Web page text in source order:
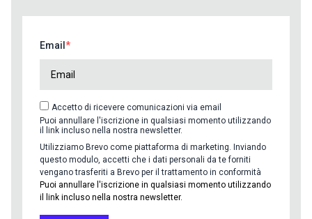
Email
Accetto di ricevere comunicazioni via email
Puoi annullare l'iscrizione in qualsiasi momento utilizzando
il link incluso nella nostra newsletter.
Utilizziamo Brevo come piattaforma di marketing. Inviando
questo modulo, accetti che i dati personali da te forniti
vengano trasferiti a Brevo per il trattamento in conformità
Puoi annullare l'iscrizione in qualsiasi momento utilizzando
il link incluso nella nostra newsletter.